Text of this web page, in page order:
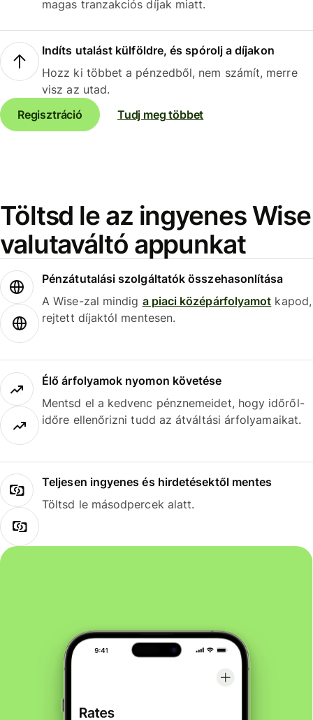
magas tranzakciós díjak miatt.
Indíts utalást külföldre, és spórolj a díjakon
Hozz ki többet a pénzedből, nem számít, merre
visz az utad.
Regisztráció
Tudj meg többet
Töltsd le az ingyenes Wise
valutaváltó appunkat
Pénzátutalási szolgáltatók összehasonlítása
A Wise-zal mindig a piaci középárfolyamot kapod,
rejtett díjaktól mentesen.
Élő árfolyamok nyomon követése
Mentsd el a kedvenc pénznemeidet, hogy időről-
időre ellenőrizni tudd az átváltási árfolyamaikat.
Teljesen ingyenes és hirdetésektől mentes
Töltsd le másodpercek alatt.